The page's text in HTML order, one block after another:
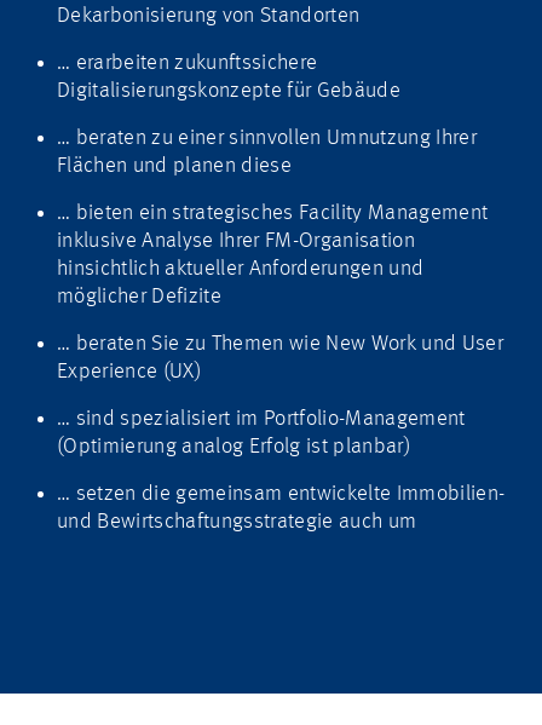
Dekarbonisierung von Standorten
… erarbeiten zukunftssichere
Digitalisierungskonzepte für Gebäude
… beraten zu einer sinnvollen Umnutzung Ihrer
Flächen und planen diese
… bieten ein strategisches Facility Management
inklusive Analyse Ihrer FM-Organisation
hinsichtlich aktueller Anforderungen und
möglicher Defizite
… beraten Sie zu Themen wie New Work und User
Experience (UX)
… sind spezialisiert im Portfolio-Management
(Optimierung analog Erfolg ist planbar)
… setzen die gemeinsam entwickelte Immobilien-
und Bewirtschaftungsstrategie auch um